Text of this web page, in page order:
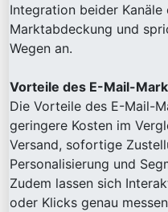
Integration beider
Marktabdeckung und
Wegen an.
Vorteile des E-Mail-
Die Vorteile des E-Mail-
geringere Kosten im
Versand, sofortige
Personalisierung und
Zudem lassen sich
oder Klicks genau